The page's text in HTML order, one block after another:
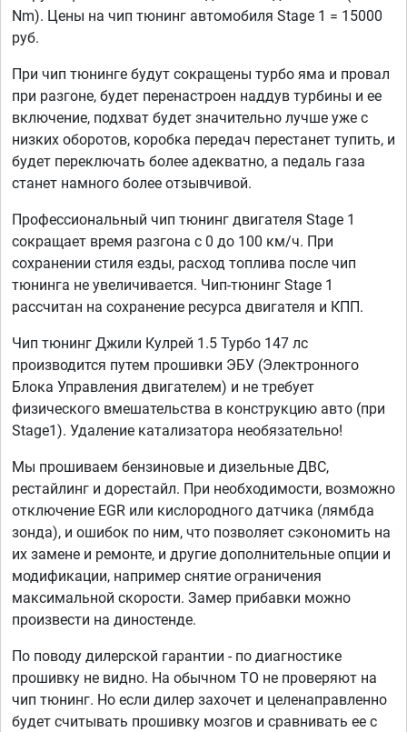
Nm). Цены на чип тюнинг автомобиля Stage 1 = 15000
руб.
При чип тюнинге будут сокращены турбо яма и провал
при разгоне, будет перенастроен наддув турбины и ее
включение, подхват будет значительно лучше уже с
низких оборотов, коробка передач перестанет тупить, и
будет переключать более адекватно, а педаль газа
станет намного более отзывчивой.
Профессиональный чип тюнинг двигателя Stage 1
сокращает время разгона с 0 до 100 км/ч. При
сохранении стиля езды, расход топлива после чип
тюнинга не увеличивается. Чип-тюнинг Stage 1
рассчитан на сохранение ресурса двигателя и КПП.
Чип тюнинг Джили Кулрей 1.5 Турбо 147 лс
производится путем прошивки ЭБУ (Электронного
Блока Управления двигателем) и не требует
физического вмешательства в конструкцию авто (при
Stage1). Удаление катализатора необязательно!
Мы прошиваем бензиновые и дизельные ДВС,
рестайлинг и дорестайл. При необходимости, возможно
отключение EGR или кислородного датчика (лямбда
зонда), и ошибок по ним, что позволяет сэкономить на
их замене и ремонте, и другие дополнительные опции и
модификации, например снятие ограничения
максимальной скорости. Замер прибавки можно
произвести на диностенде.
По поводу дилерской гарантии - по диагностике
прошивку не видно. На обычном ТО не проверяют на
чип тюнинг. Но если дилер захочет и целенаправленно
будет считывать прошивку мозгов и сравнивать ее с